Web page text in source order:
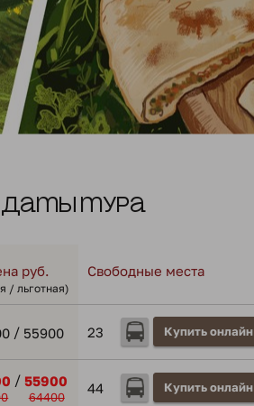
даты тура
руб.
/ льготная)
Свободные места
/ 55900 23 Купить онлайн
/ 55900
64400
44 Купить онлайн